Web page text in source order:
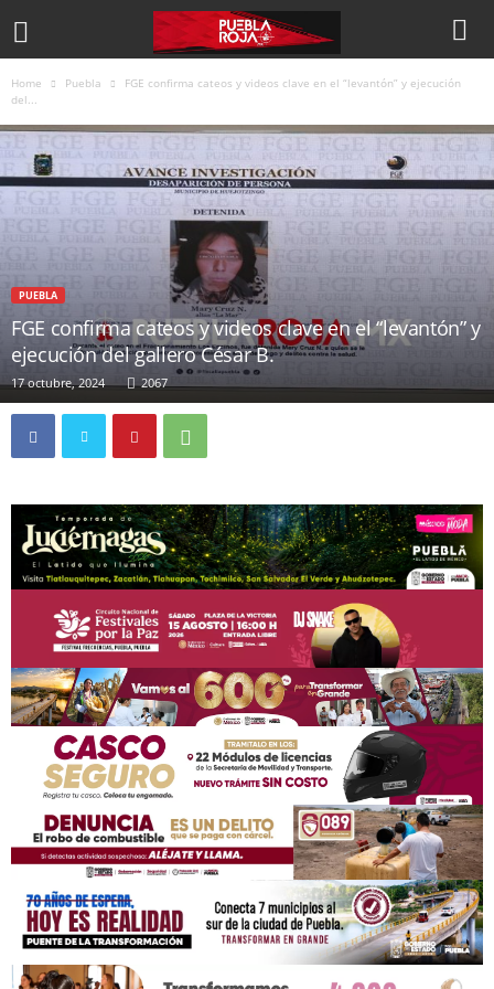
Home Puebla
FGE confirma cateos y videos clave en el “levantón” y ejecución
del...
PUEBLA
FGE confirma cateos y videos clave en el “levantón” y
ejecución del gallero César B.
17 octubre, 2024 2067